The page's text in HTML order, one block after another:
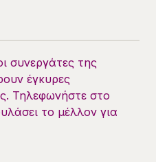
συνεργάτες της
έγκυρες
Τηλεφωνήστε στο
το μέλλον για